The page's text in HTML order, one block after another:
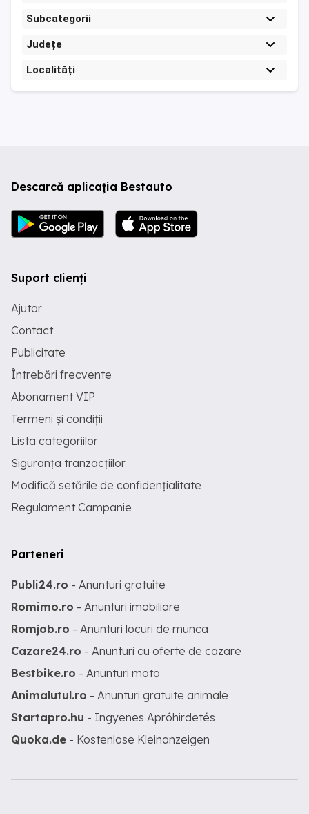
Subcategorii
Județe
Localități
Descarcă aplicația Bestauto
Suport clienți
Ajutor
Contact
Publicitate
Întrebări frecvente
Abonament VIP
Termeni și condiții
Lista categoriilor
Siguranța tranzacțiilor
Modifică setările de confidențialitate
Regulament Campanie
Parteneri
Publi24.ro - Anunturi gratuite
Romimo.ro - Anunturi imobiliare
Romjob.ro - Anunturi locuri de munca
Cazare24.ro - Anunturi cu oferte de cazare
Bestbike.ro - Anunturi moto
Animalutul.ro - Anunturi gratuite animale
Startapro.hu - Ingyenes Apróhirdetés
Quoka.de - Kostenlose Kleinanzeigen